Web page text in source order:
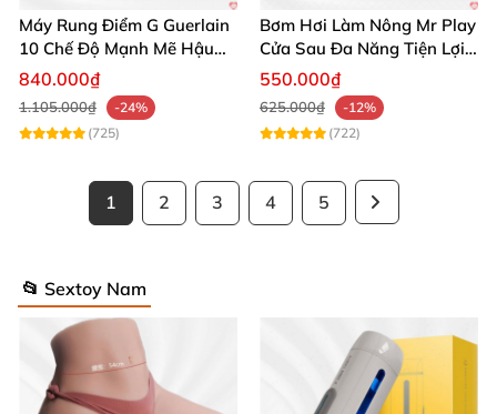
Máy Rung Điểm G Guerlain
10 Chế Độ Mạnh Mẽ Hậu
Môn
840.000₫
1.105.000₫
-24%
(725)
Bơm Hơi Làm Nông Mr Play
Cửa Sau Đa Năng Tiện Lợi
Giá Tốt
550.000₫
625.000₫
-12%
(722)
1 2 3 4 5
📂 Sextoy Nam